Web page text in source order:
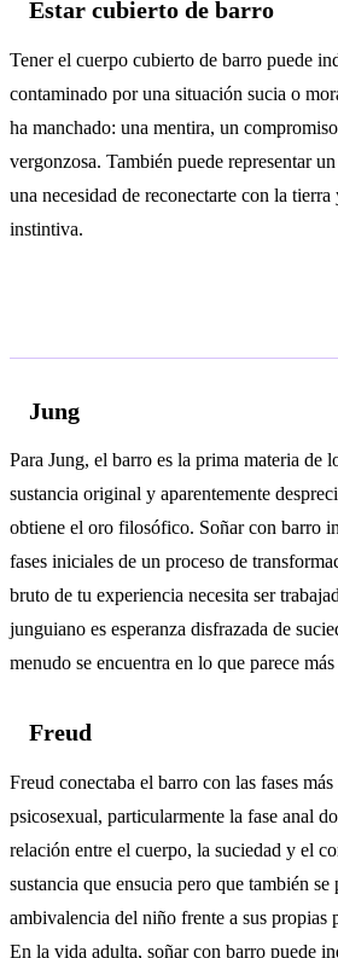
Estar cubierto de barro
Tener el cuerpo cubierto de barro puede
contaminado por una situación sucia o
ha manchado: una mentira, un
vergonzosa. También puede representar
una necesidad de reconectarte con la
instintiva.
Jung
Para Jung, el barro es la prima materia de
sustancia original y aparentemente
obtiene el oro filosófico. Soñar con barro
fases iniciales de un proceso de
bruto de tu experiencia necesita ser
junguiano es esperanza disfrazada de
menudo se encuentra en lo que parece
Freud
Freud conectaba el barro con las fases
psicosexual, particularmente la fase anal
relación entre el cuerpo, la suciedad y el
sustancia que ensucia pero que también
ambivalencia del niño frente a sus propias
En la vida adulta, soñar con barro puede